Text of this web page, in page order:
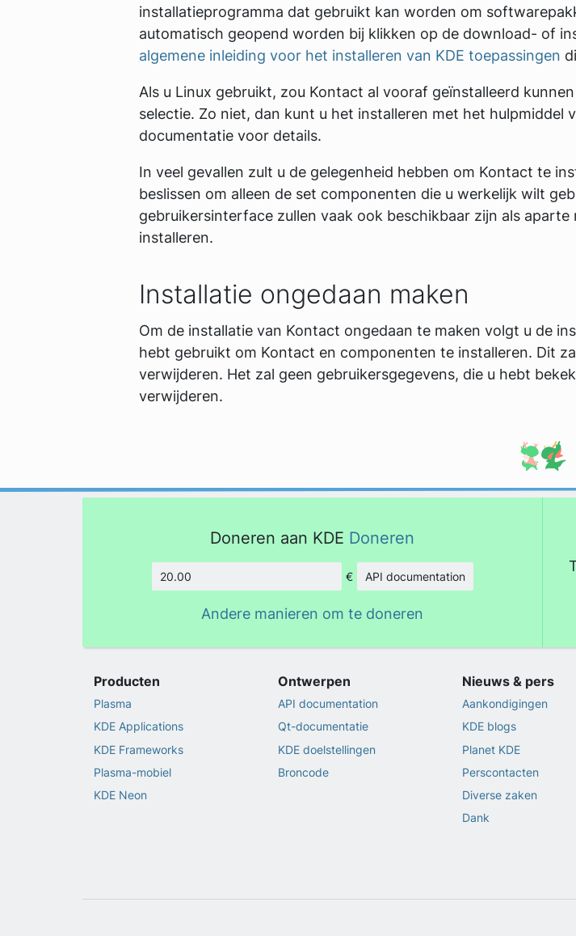
installatieprogramma dat gebruikt kan worden om
automatisch geopend worden bij klikken op de download- of
algemene inleiding voor het installeren van KDE toepassingen
Als u Linux gebruikt, zou Kontact al vooraf geïnstalleerd
selectie. Zo niet, dan kunt u het installeren met het hulpmiddel
documentatie voor details.
In veel gevallen zult u de gelegenheid hebben om Kontact te
beslissen om alleen de set componenten die u werkelijk wilt
gebruikersinterface zullen vaak ook beschikbaar zijn als
installeren.
Installatie ongedaan maken
Om de installatie van Kontact ongedaan te maken volgt u de
hebt gebruikt om Kontact en componenten te installeren. Dit
verwijderen. Het zal geen gebruikersgegevens, die u hebt
verwijderen.
Doneren aan KDE Doneren
Hoeveelheid
€ API documentation
Andere manieren om te doneren
Producten
Plasma
KDE Applications
KDE Frameworks
Plasma-mobiel
KDE Neon
Ontwerpen
API documentation
Qt-documentatie
KDE doelstellingen
Broncode
Nieuws & pers
Aankondigingen
KDE blogs
Planet KDE
Perscontacten
Diverse zaken
Dank